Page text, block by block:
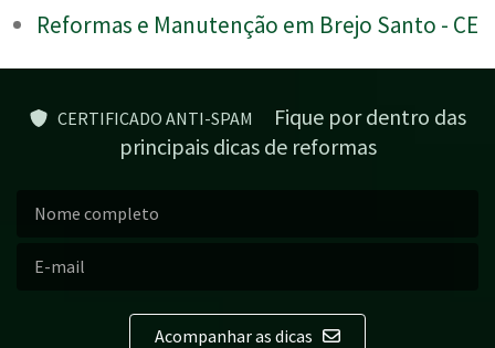
Reformas e Manutenção em Brejo Santo - CE
CERTIFICADO ANTI-SPAM
Fique por dentro das
principais dicas de reformas
Acompanhar as dicas